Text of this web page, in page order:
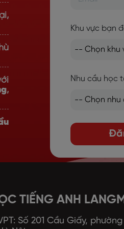
,
Khu vực bạn
Nhu cầu học
TIẾNG ANH
Số 201 Cầu Giấy,